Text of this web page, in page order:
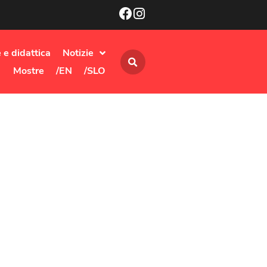
e didattica
Notizie
Mostre
/EN /SLO